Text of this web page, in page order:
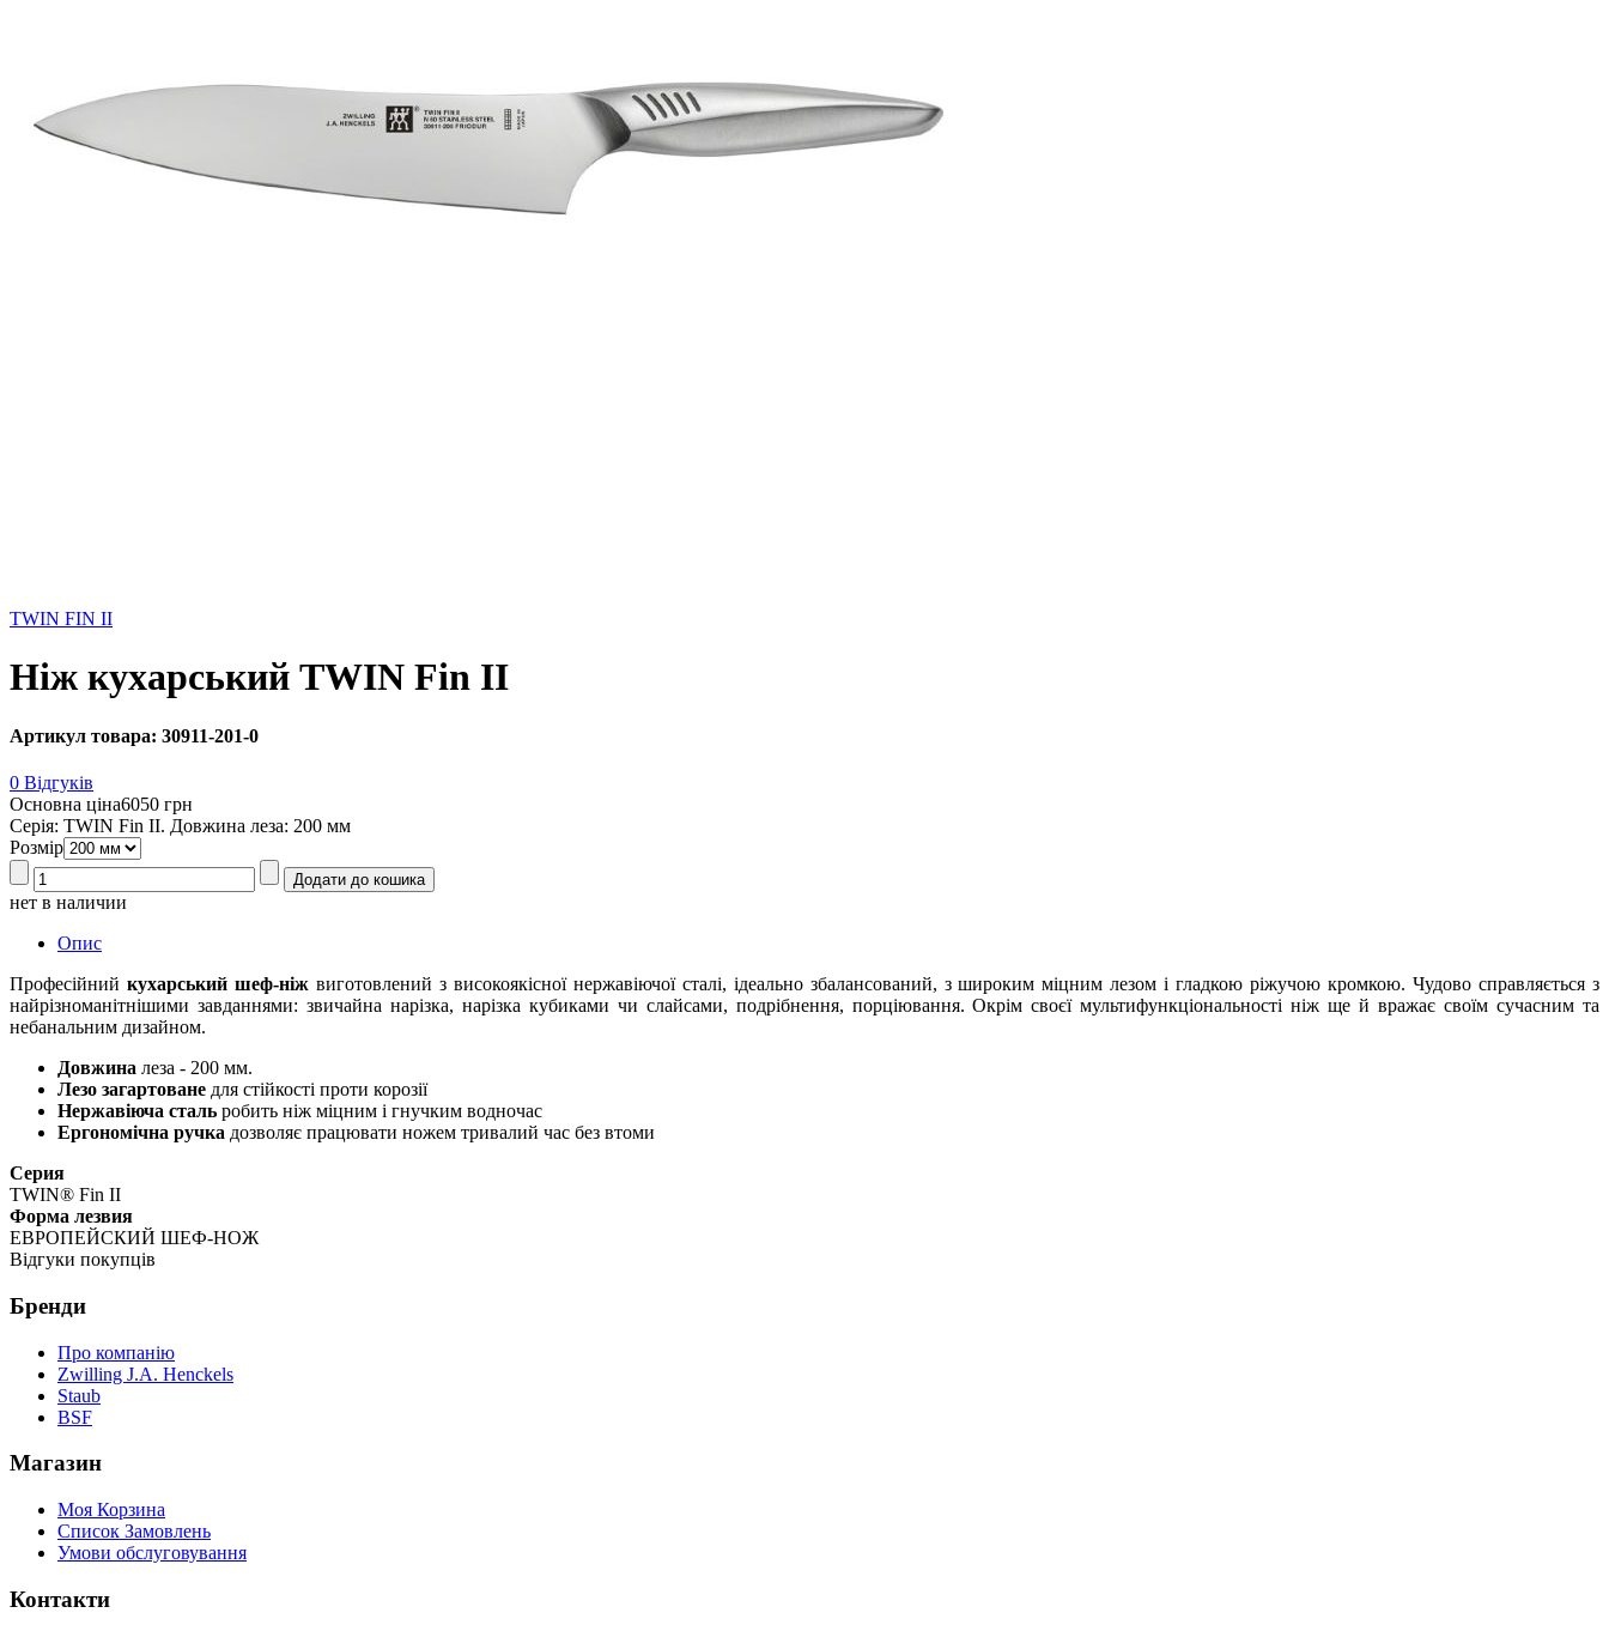
TWIN FIN II
Ніж кухарський TWIN Fin II
Артикул товара: 30911-201-0
0 Відгуків
Основна ціна6050 грн
Серія: TWIN Fin II. Довжина леза: 200 мм
Розмір
нет в наличии
Опис
Професійний кухарський шеф-ніжвиготовлений з високоякісної нержавіючої сталі, ідеально збалансований, з широким міцним лезом і гладкою ріжучою кромкою. Чудово справляється з
найрізноманітнішими завданнями: звичайна нарізка, нарізка кубиками чи слайсами, подрібнення, порціювання. Окрім своєї мультифункціональності ніж ще й вражає своїм сучасним та
небанальним дизайном.
Довжина леза - 200 мм.
Лезо загартоване для стійкості проти корозії
Нержавіюча сталь робить ніж міцним і гнучким водночас
Ергономічна ручка дозволяє працювати ножем тривалий час без втоми
Серия
TWIN® Fin II
Форма лезвия
ЕВРОПЕЙСКИЙ ШЕФ-НОЖ
Відгуки покупців
Бренди
Про компанію
Zwilling J.A. Henckels
Staub
BSF
Магазин
Моя Корзина
Список Замовлень
Умови обслуговування
Контакти